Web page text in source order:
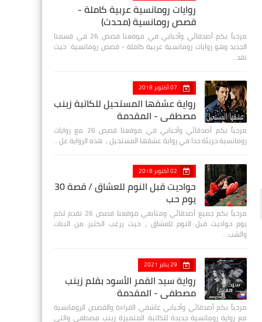
روايات رومانسية عربية كاملة -
قصص رومانسية (محدث)
مرحباً بكم أصدقائي وأحبابي في موقعنا قصص 26 في قسمنا
الجديد وهو روايات رومانسية عربية كاملة - قصص رومانسية حيث
نقد…
07 أكتوبر 2018
رواية عشقها المستحيل للكاتبة زينب
مصطفي - المقدمة
مرحباً بكم أصدقائي وأحبابي في موقعنا قصص 26 مع روايات
رومانسية جريئة جدا في رواية عشقها المستحيل ، هذه الرواية عل…
02 أكتوبر 2018
حواديت قبل النوم للعشاق / قصة 30
يوم حب
مرحباً بكم جميع أصدقائي ومتابعي موقعنا قصص 26 نقدم لكم
يوم حواديت قبل النوم للعشاق ، حيث يرغب الكثير من البنات
والشب…
29 يناير 2021
رواية سيد القمر الأسود بقلم زينب
مصطفي - المقدمة
مرحباً بكم أصدقائي وأحبابي عاشقي القراءة والقصص الرومانسية
مع رواية رومانسية جديدة للكاتبة المتميزة زينب مصطفى والتي